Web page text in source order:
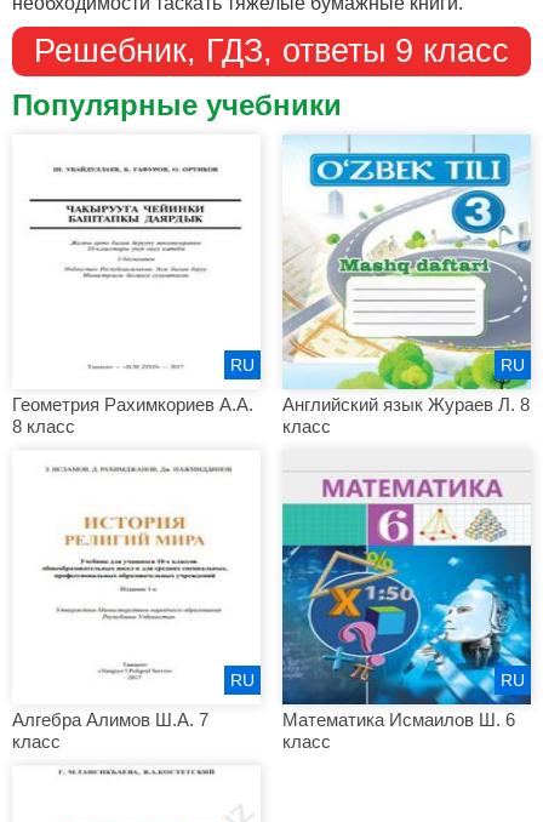
Решебник, ГДЗ, ответы 9 класс
Популярные учебники
Геометрия Рахимкориев А.А.
8 класс
RU
Английский язык Жураев Л. 8
класс
RU
Алгебра Алимов Ш.А. 7
класс
RU
Математика Исмаилов Ш. 6
класс
RU